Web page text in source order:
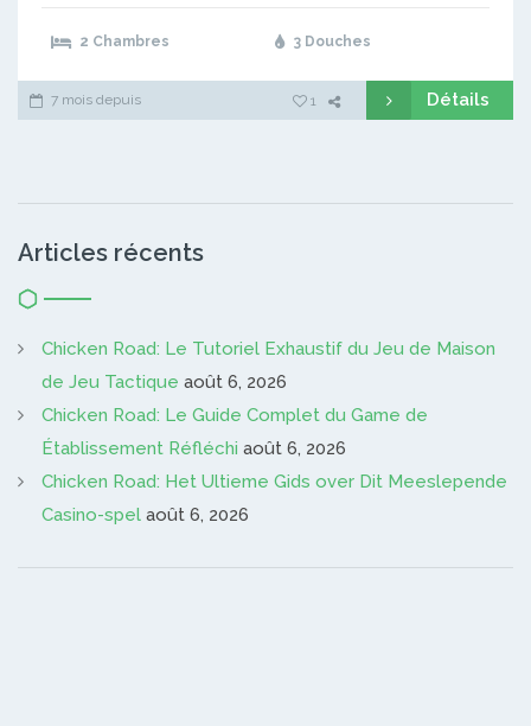
2 Chambres 3 Douches
7 mois depuis 1 Détails
Articles récents
Chicken Road: Le Tutoriel Exhaustif du Jeu de Maison
de Jeu Tactique août 6, 2026
Chicken Road: Le Guide Complet du Game de
Établissement Réfléchi août 6, 2026
Chicken Road: Het Ultieme Gids over Dit Meeslepende
Casino-spel août 6, 2026